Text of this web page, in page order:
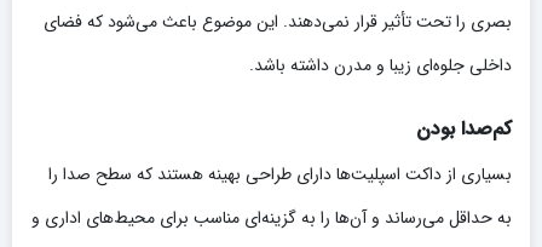
بصری را تحت تأثیر قرار نمی‌دهند. این موضوع باعث می‌شود که فضای
داخلی جلوه‌ای زیبا و مدرن داشته باشد.
کم‌صدا بودن
بسیاری از داکت اسپلیت‌ها دارای طراحی بهینه هستند که سطح صدا را
به حداقل می‌رساند و آن‌ها را به گزینه‌ای مناسب برای محیط‌های اداری و